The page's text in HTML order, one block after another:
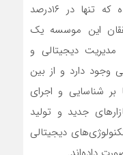
تحقیقات موسسه مکنزی نشان داده که تنها در ۱۶‌درصد
این موسسه یک
مدیریت دیجیتالی و
وجود دارد و از بین
بر شناسایی و اجرای
جدید و تولید
دیجیتالی